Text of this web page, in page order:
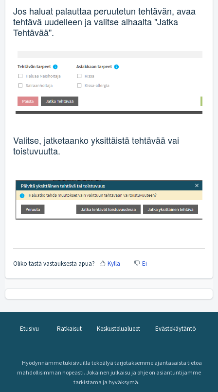
Jos haluat palauttaa peruutetun tehtävän, avaa
tehtävä uudelleen ja valitse alhaalta "Jatka
Tehtävää".
Valitse, jatketaanko yksittäistä tehtävää vai
toistuvuutta.
Oliko tästä vastauksesta apua? Kyllä Ei
Etusivu Ratkaisut Keskustelualueet Evästekäytäntö
Hyödynnämme tukisivuilla tekoälyä tarjotaksemme ajantasaista tietoa
mahdollisimman nopeasti. Jokainen julkaisu ja ohje on asiantuntijamme
tarkistama ja hyväksymä.